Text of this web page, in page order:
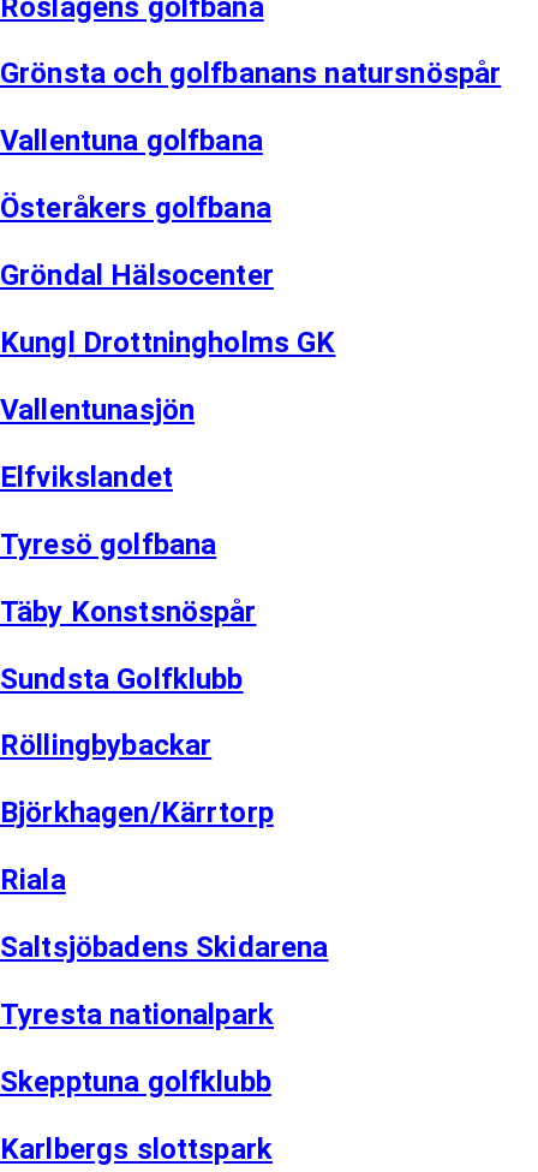
Grönsta och golfbanans natursnöspår
Vallentuna golfbana
Österåkers golfbana
Gröndal Hälsocenter
Kungl Drottningholms GK
Vallentunasjön
Elfvikslandet
Tyresö golfbana
Täby Konstsnöspår
Sundsta Golfklubb
Röllingbybackar
Björkhagen/Kärrtorp
Riala
Saltsjöbadens Skidarena
Tyresta nationalpark
Skepptuna golfklubb
Karlbergs slottspark